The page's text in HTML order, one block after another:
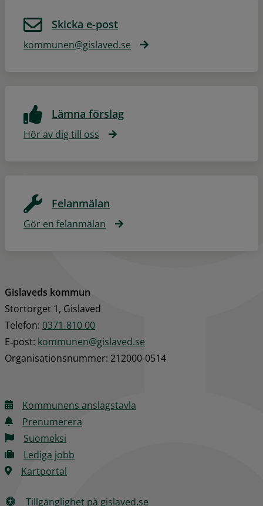
Skicka e-post
kommunen@gislaved.se
Lämna förslag
Hör av dig till oss
Felanmälan
Gör en felanmälan
Gislaveds kommun
Stortorget 1, Gislaved
Telefon: 0371-810 00
E‑post: kommunen@gislaved.se
Organisationsnummer: 212000-0514
Kommunens anslagstavla
Prenumerera
Suomeksi
Lediga jobb
Kartportal
Tillgänglighet på gislaved.se